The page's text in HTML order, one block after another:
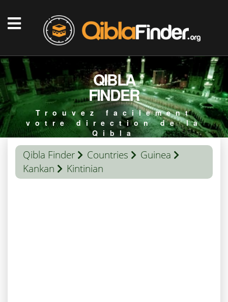
QIBLA
FINDER
Trouvez facilement
votre direction de la
Qibla
Qibla Finder Countries
Guinea
Kankan
Kintinian